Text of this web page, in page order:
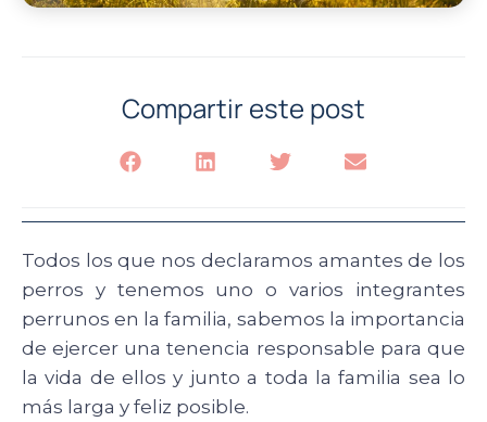
Compartir este post
Todos los que nos declaramos amantes de los
perros y tenemos uno o varios integrantes
perrunos en la familia, sabemos la importancia
de ejercer una tenencia responsable para que
la vida de ellos y junto a toda la familia sea lo
más larga y feliz posible.